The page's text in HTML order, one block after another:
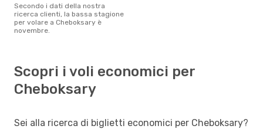
Secondo i dati della nostra
ricerca clienti, la bassa stagione
per volare a Cheboksary è
novembre.
Scopri i voli economici per
Cheboksary
Sei alla ricerca di biglietti economici per Cheboksary?